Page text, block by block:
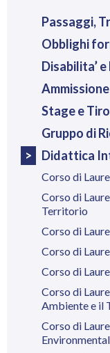
Passaggi,
Obblighi
Disabilita’ e
Stage e
Gruppo di
Didattica
Corso di
Corso di
Territorio
Corso di
Corso di
Corso di
Corso di
Ambiente e il
Corso di